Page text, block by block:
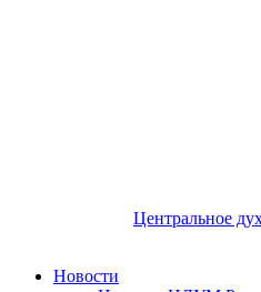
Центральное
Новости